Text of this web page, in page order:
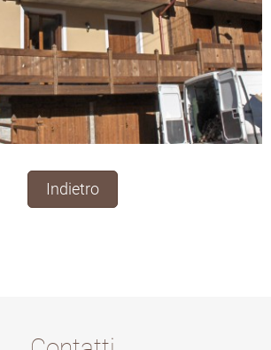
Indietro